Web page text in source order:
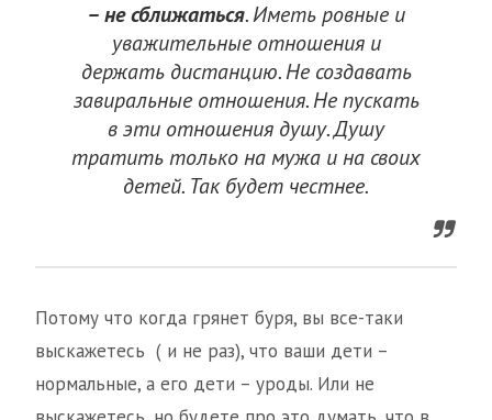
– не сближаться. Иметь ровные и
уважительные отношения и
держать дистанцию. Не создавать
завиральные отношения. Не пускать
в эти отношения душу. Душу
тратить только на мужа и на своих
детей. Так будет честнее.
Потому что когда грянет буря, вы все-таки
выскажетесь ( и не раз), что ваши дети –
нормальные, а его дети – уроды. Или не